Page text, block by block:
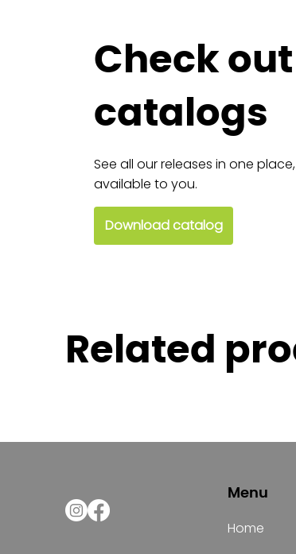
Check
catalogs
See all our releases in one
available to you.
Download catalog
Related
Menu
Home